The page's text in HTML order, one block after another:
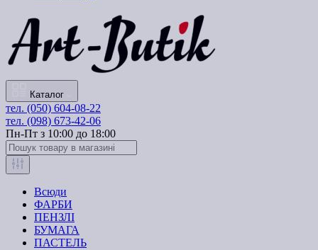
Каталог
тел. (050) 604-08-22
тел. (098) 673-42-06
Пн-Пт з 10:00 до 18:00
Всюди
ФАРБИ
ПЕНЗЛІ
БУМАГА
ПАСТЕЛЬ